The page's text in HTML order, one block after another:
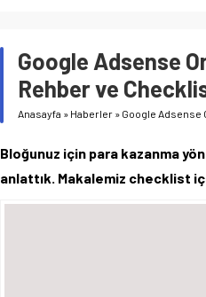
Girişimciler İçin
Google Adsense
Rehber ve
Anasayfa » Haberler » Google Adsense
Bloğunuz için para kazanma
anlattık. Makalemiz checklist